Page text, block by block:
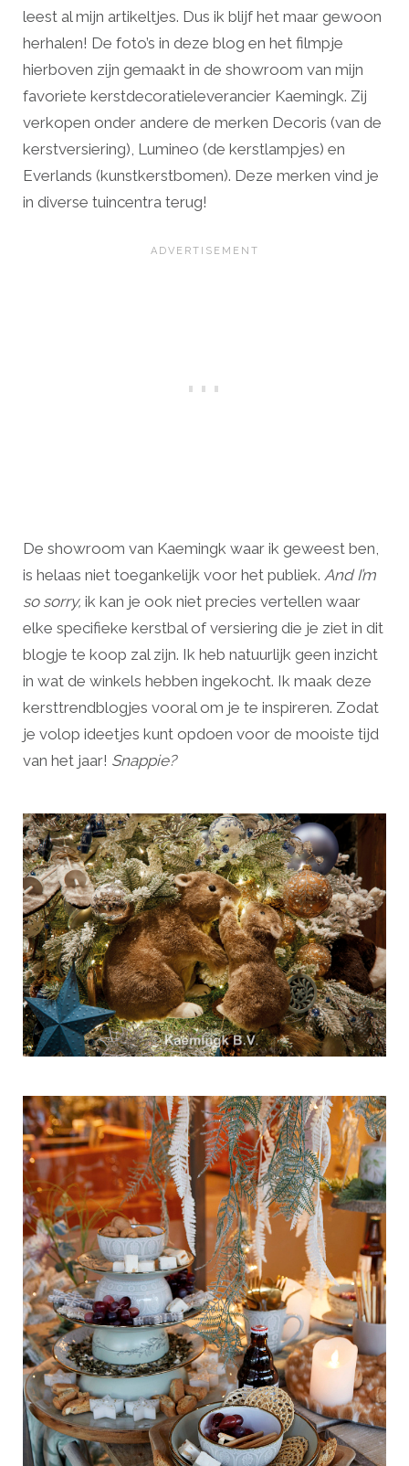
leest al mijn artikeltjes. Dus ik blijf het maar gewoon
herhalen! De foto’s in deze blog en het filmpje
hierboven zijn gemaakt in de showroom van mijn
favoriete kerstdecoratieleverancier Kaemingk. Zij
verkopen onder andere de merken Decoris (van de
kerstversiering), Lumineo (de kerstlampjes) en
Everlands (kunstkerstbomen). Deze merken vind je
in diverse tuincentra terug!
De showroom van Kaemingk waar ik geweest ben,
is helaas niet toegankelijk voor het publiek. And I’m
so sorry, ik kan je ook niet precies vertellen waar
elke specifieke kerstbal of versiering die je ziet in dit
blogje te koop zal zijn. Ik heb natuurlijk geen inzicht
in wat de winkels hebben ingekocht. Ik maak deze
kersttrendblogjes vooral om je te inspireren. Zodat
je volop ideetjes kunt opdoen voor de mooiste tijd
van het jaar! Snappie?